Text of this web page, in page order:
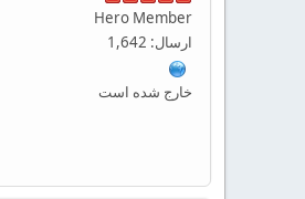
Hero Member
ارسال: 1,642
خارج شده است